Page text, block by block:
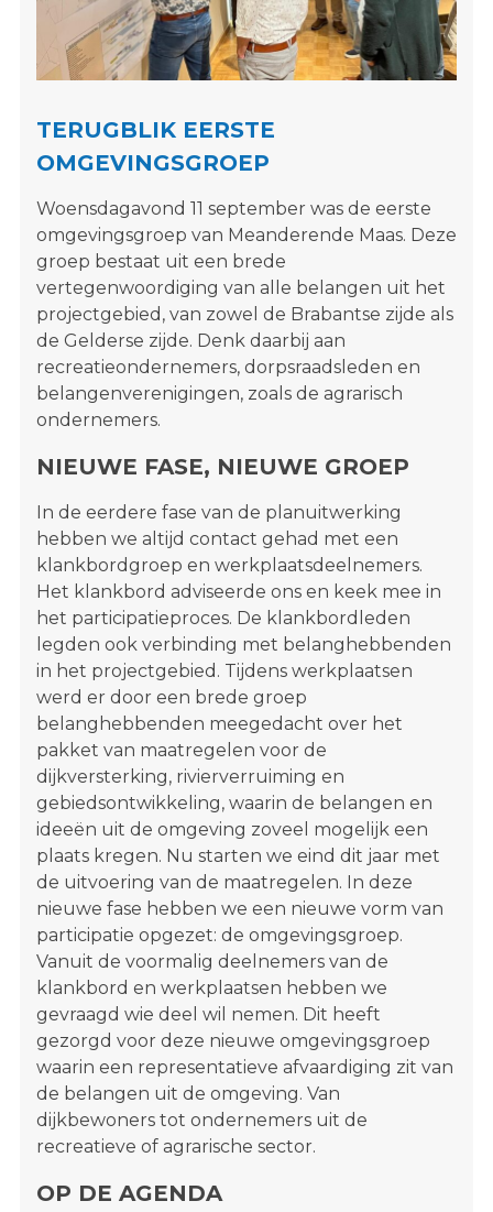
TERUGBLIK EERSTE
OMGEVINGSGROEP
Woensdagavond 11 september was de eerste
omgevingsgroep van Meanderende Maas. Deze
groep bestaat uit een brede
vertegenwoordiging van alle belangen uit het
projectgebied, van zowel de Brabantse zijde als
de Gelderse zijde. Denk daarbij aan
recreatieondernemers, dorpsraadsleden en
belangenverenigingen, zoals de agrarisch
ondernemers.
NIEUWE FASE, NIEUWE GROEP
In de eerdere fase van de planuitwerking
hebben we altijd contact gehad met een
klankbordgroep en werkplaatsdeelnemers.
Het klankbord adviseerde ons en keek mee in
het participatieproces. De klankbordleden
legden ook verbinding met belanghebbenden
in het projectgebied. Tijdens werkplaatsen
werd er door een brede groep
belanghebbenden meegedacht over het
pakket van maatregelen voor de
dijkversterking, rivierverruiming en
gebiedsontwikkeling, waarin de belangen en
ideeën uit de omgeving zoveel mogelijk een
plaats kregen. Nu starten we eind dit jaar met
de uitvoering van de maatregelen. In deze
nieuwe fase hebben we een nieuwe vorm van
participatie opgezet: de omgevingsgroep.
Vanuit de voormalig deelnemers van de
klankbord en werkplaatsen hebben we
gevraagd wie deel wil nemen. Dit heeft
gezorgd voor deze nieuwe omgevingsgroep
waarin een representatieve afvaardiging zit van
de belangen uit de omgeving. Van
dijkbewoners tot ondernemers uit de
recreatieve of agrarische sector.
OP DE AGENDA